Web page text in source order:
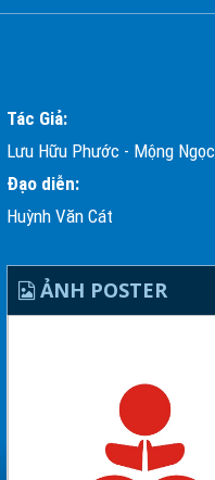
Tác Giả:
Lưu Hữu Phước - Mộng Ngọc
Đạo diễn:
Huỳnh Văn Cát
ẢNH POSTER